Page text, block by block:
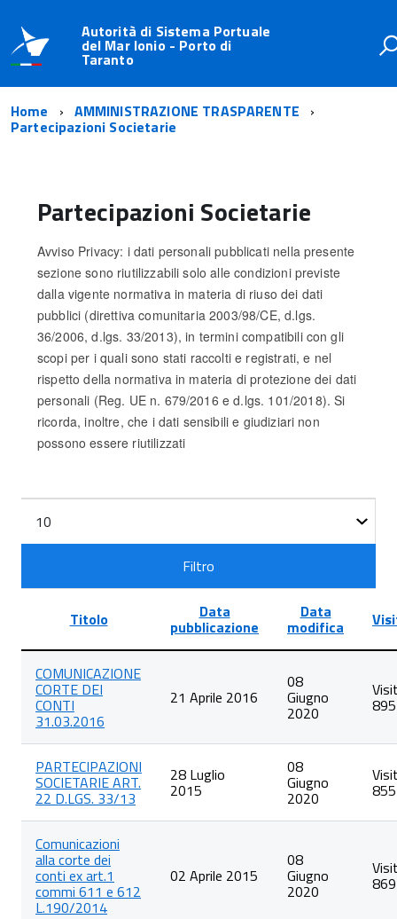
Autorità di Sistema Portuale
del Mar Ionio - Porto di
Taranto
Home AMMINISTRAZIONE TRASPARENTE
Partecipazioni Societarie
Partecipazioni Societarie
Avviso Privacy: i dati personali pubblicati nella presente
sezione sono riutilizzabili solo alle condizioni previste
dalla vigente normativa in materia di riuso dei dati
pubblici (direttiva comunitaria 2003/98/CE, d.lgs.
36/2006, d.lgs. 33/2013), in termini compatibili con gli
scopi per i quali sono stati raccolti e registrati, e nel
rispetto della normativa in materia di protezione dei dati
personali (Reg. UE n. 679/2016 e d.lgs. 101/2018). Si
ricorda, inoltre, che i dati sensibili e giudiziari non
possono essere riutilizzati
Filtri
Filtro
degli
articoli
nella
categoria
Partecipazioni
Titolo Data
pubblicazione
Data
modifica
COMUNICAZIONE
CORTE DEI
CONTI
31.03.2016
21 Aprile 2016
08
Giugno
2020 895
PARTECIPAZIONI
SOCIETARIE ART.
22 D.LGS. 33/13
28 Luglio
2015
08
Giugno
2020 855
Comunicazioni
alla corte dei
conti ex art.1
commi 611 e 612
L.190/2014
02 Aprile 2015
08
Giugno
2020 869